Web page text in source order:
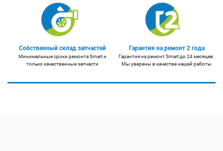
Собственный склад запчастей
Минимальные сроки ремонта Smart и
только качественные запчасти
Гарантия на ремонт 2 года
Гарантия на ремонт Smart до 24 месяцев.
Мы уверены в качестве нашей работы